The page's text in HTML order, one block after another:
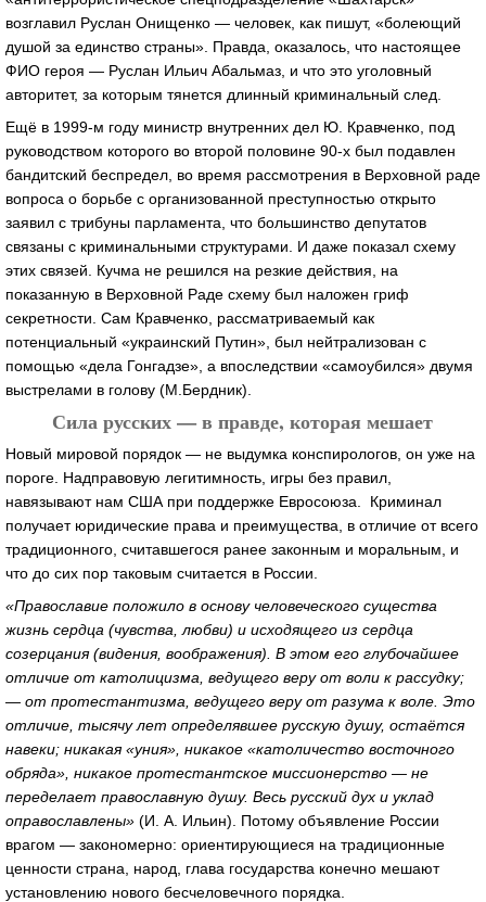
возглавил Руслан Онищенко — человек, как пишут, «болеющий
душой за единство страны». Правда, оказалось, что настоящее
ФИО героя — Руслан Ильич Абальмаз, и что это уголовный
авторитет, за которым тянется длинный криминальный след.
Ещё в 1999-м году министр внутренних дел Ю. Кравченко, под
руководством которого во второй половине 90-х был подавлен
бандитский беспредел, во время рассмотрения в Верховной раде
вопроса о борьбе с организованной преступностью открыто
заявил с трибуны парламента, что большинство депутатов
связаны с криминальными структурами. И даже показал схему
этих связей. Кучма не решился на резкие действия, на
показанную в Верховной Раде схему был наложен гриф
секретности. Сам Кравченко, рассматриваемый как
потенциальный «украинский Путин», был нейтрализован с
помощью «дела Гонгадзе», а впоследствии «самоубился» двумя
выстрелами в голову (М.Бердник).
Сила русских — в правде, которая мешает
Новый мировой порядок — не выдумка конспирологов, он уже на
пороге. Надправовую легитимность, игры без правил,
навязывают нам США при поддержке Евросоюза. Криминал
получает юридические права и преимущества, в отличие от всего
традиционного, считавшегося ранее законным и моральным, и
что до сих пор таковым считается в России.
«Православие положило в основу человеческого существа
жизнь сердца (чувства, любви) и исходящего из сердца
созерцания (видения, воображения). В этом его глубочайшее
отличие от католицизма, ведущего веру от воли к рассудку;
— от протестантизма, ведущего веру от разума к воле. Это
отличие, тысячу лет определявшее русскую душу, остаётся
навеки; никакая «уния», никакое «католичество восточного
обряда», никакое протестантское миссионерство — не
переделает православную душу. Весь русский дух и уклад
оправославлены» (И. А. Ильин). Потому объявление России
врагом — закономерно: ориентирующиеся на традиционные
ценности страна, народ, глава государства конечно мешают
установлению нового бесчеловечного порядка.